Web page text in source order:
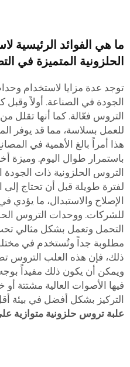
ما هي الفوائد الرئيسية
الحلزونية المتميزة في
توجد عدة مزايا لاستخدام
الجودة في الصناعة. أولاً
التروس فعّالة. كما أنها تقلل
للعمل بسلاسة، مما قد يوفر
هذا أمراً بالغ الأهمية في
باستمرار طوال اليوم. وميزة
التروس الحلزونية ذات الجودة
لفترة طويلة قبل أن تحتاج إلى
الإصلاح والاستبدال، ما يؤدي
للشركات. ووحدات التروس
التحمل وتعمل بشكل مثالي
مطلوبة جداً وتُستخدم في
ذلك، فإن هذه العلب التروس
ويمكن أن يكون ذلك مفيداً
فيها الأصوات العالية مشتتة
التركيز بشكل أفضل في بيئة
علبة تروس حلزونية متوازية